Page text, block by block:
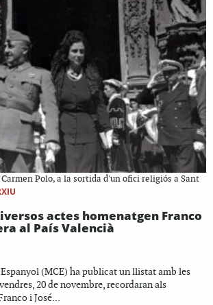
Polo, a la sortida d'un ofici religiós a Sant
actes homenatgen Franco
al País Valencià
(MCE) ha publicat un llistat amb les
20 de novembre, recordaran als
i José...